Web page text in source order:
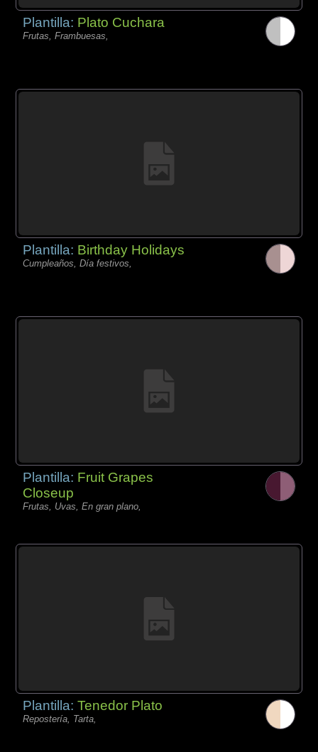
Plantilla: Plato Cuchara
Frutas, Frambuesas,
Plantilla: Birthday Holidays
Cumpleaños, Día festivos,
Plantilla: Fruit Grapes
Closeup
Frutas, Uvas, En gran plano,
Plantilla:Tenedor Plato
Repostería, Tarta,